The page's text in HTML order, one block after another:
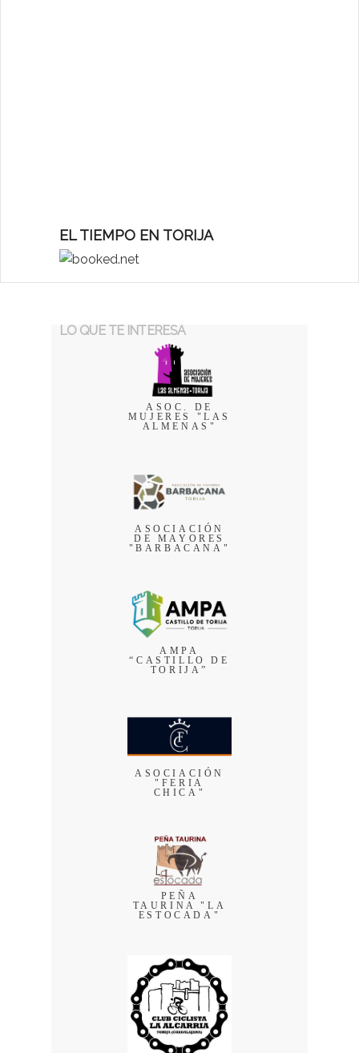
EL TIEMPO EN TORIJA
LO QUE TE INTERESA
ASOC. DE
MUJERES "LAS
ALMENAS"
ASOCIACIÓN
DE MAYORES
"BARBACANA"
AMPA
“CASTILLO DE
TORIJA”
ASOCIACIÓN
"FERIA
CHICA"
PEÑA
TAURINA "LA
ESTOCADA"